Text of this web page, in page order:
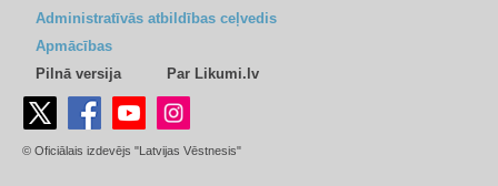
Administratīvās atbildības ceļvedis
Apmācības
Pilnā versija
Par Likumi.lv
© Oficiālais izdevējs "Latvijas Vēstnesis"